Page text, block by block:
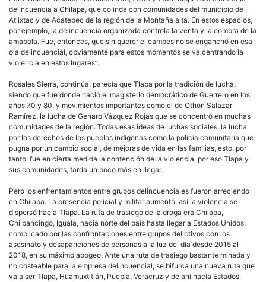
delincuencia a Chilapa, que colinda con comunidades del municipio de
Atlixtac y de Acatepec de la región de la Montaña alta. En estos espacios,
por ejemplo, la delincuencia organizada controla la venta y la compra de la
amapola. Fue, entonces, que sin querer el campesino se enganchó en esa
ola delincuencial, obviamente para estos momentos se va centrando la
violencia en estos lugares”.
Rosales Sierra, continúa, parecía que Tlapa por la tradición de lucha,
siendo que fue donde nació el magisterio democrático de Guerrero en los
años 70 y 80, y movimientos importantes como el de Othón Salazar
Ramírez, la lucha de Genaro Vázquez Rojas que se concentró en muchas
comunidades de la región. Todas esas ideas de luchas sociales, la lucha
por los derechos de los pueblos indígenas como la policía comunitaria que
pugna por un cambio social, de mejoras de vida en las familias, esto, por
tanto, fue en cierta medida la contención de la violencia, por eso Tlapa y
sus comunidades, tarda un poco más en llegar.
Pero los enfrentamientos entre grupos delincuenciales fueron arreciendo
en Chilapa. La presencia policial y militar aumentó, así la violencia se
dispersó hacía Tlapa. La ruta de trasiego de la droga era Chilapa,
Chilpancingo, Iguala, hacia norte del país hasta llegar a Estados Unidos,
complicado por las confrontaciones entre grupos delictivos con los
asesinato y desapariciones de personas a la luz del día desde 2015 al
2018, en su máximo apogeo. Ante una ruta de trasiego bastante minada y
no costeable para la empresa delincuencial, se bifurca una nueva ruta que
va a ser Tlapa, Huamuxtitlán, Puebla, Veracruz y de ahí hacía Estados